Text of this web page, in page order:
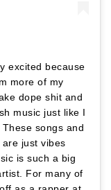
excited because
more of my
dope shit and
music just like I
songs and
just vibes
is such a big
For many of